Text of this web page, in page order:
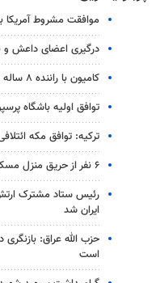
موافقت مشروط آمریکا
درگیری اعضای داعش و
کامیون با راننده ۸ ساله در اصفهان توقیف شد
توافق اولیه باشگاه
ترکیه: توافق مکه
۶ نفر از حریق منزل مسکونی در مشهد نجات یافتند
رئیس ستاد مشترک ارتش
ایران شد
حزب الله عراق:
است